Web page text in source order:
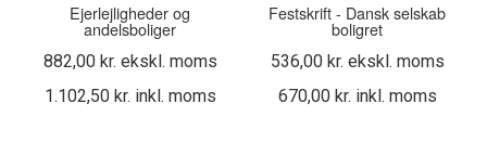
Ejerlejligheder og
andelsboliger
882,00 kr. ekskl. moms
1.102,50 kr. inkl. moms
Festskrift - Dansk selskab
boligret
536,00 kr. ekskl. moms
670,00 kr. inkl. moms